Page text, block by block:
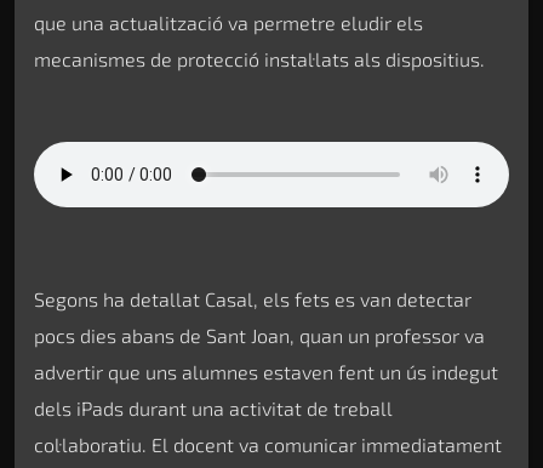
que una actualització va permetre eludir els
mecanismes de protecció instal·lats als dispositius.
Segons ha detallat Casal, els fets es van detectar
pocs dies abans de Sant Joan, quan un professor va
advertir que uns alumnes estaven fent un ús indegut
dels iPads durant una activitat de treball
col·laboratiu. El docent va comunicar immediatament